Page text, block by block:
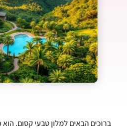
ברוכים הבאים למלון טבעי קסום.